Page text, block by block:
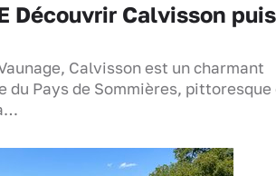
Découvrir Calvisson
Calvisson est un charmant
du Pays de Sommières, pittoresque